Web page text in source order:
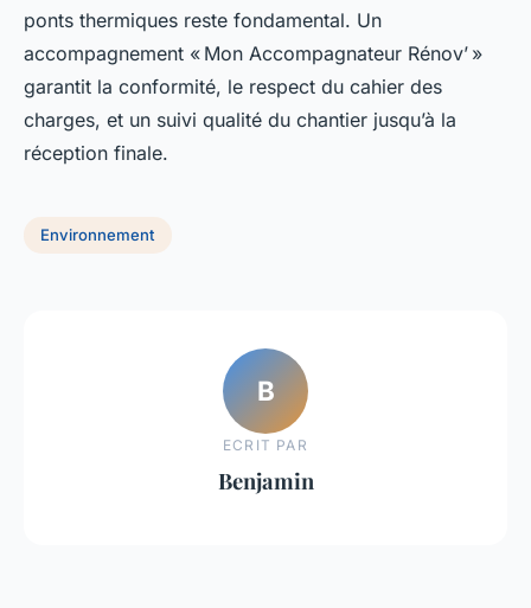
ponts thermiques reste fondamental. Un
accompagnement « Mon Accompagnateur Rénov’ »
garantit la conformité, le respect du cahier des
charges, et un suivi qualité du chantier jusqu’à la
réception finale.
Environnement
B
ECRIT PAR
Benjamin